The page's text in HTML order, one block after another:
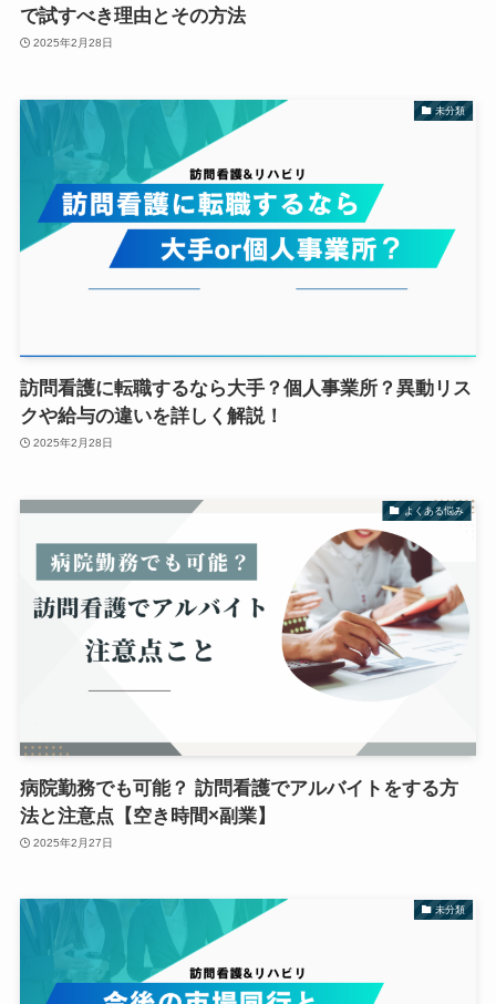
で試すべき理由とその方法
2025年2月28日
未分類
訪問看護に転職するなら大手？個人事業所？異動リス
クや給与の違いを詳しく解説！
2025年2月28日
よくある悩み
病院勤務でも可能？ 訪問看護でアルバイトをする方
法と注意点【空き時間×副業】
2025年2月27日
未分類